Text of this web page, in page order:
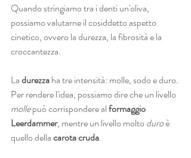
Quando stringiamo tra i denti un'oliva,
possiamo valutarne il cosiddetto aspetto
cinetico, ovvero la durezza, la fibrosità e la
croccantezza.
La durezza ha tre intensità: molle, sodo e duro.
Per rendere l'idea, possiamo dire che un livello
molle può corrispondere al formaggio
Leerdammer, mentre un livello molto duro è
quello della carota cruda.